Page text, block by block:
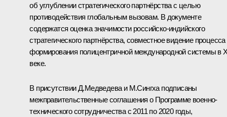
об углублении стратегического партнёрства с целью
противодействия глобальным вызовам. В документе
содержатся оценка значимости российско-индийского
стратегического партнёрства, совместное видение процесса
формирования полицентричной международной системы в
веке.
В присутствии Д.Медведева и М.Сингхаподписаны
межправительственные соглашения о Программе военно-
технического сотрудничества с 2011 по 2020 годы,